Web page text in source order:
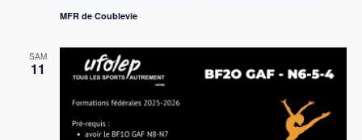
MFR de Coublevie
SAM
11